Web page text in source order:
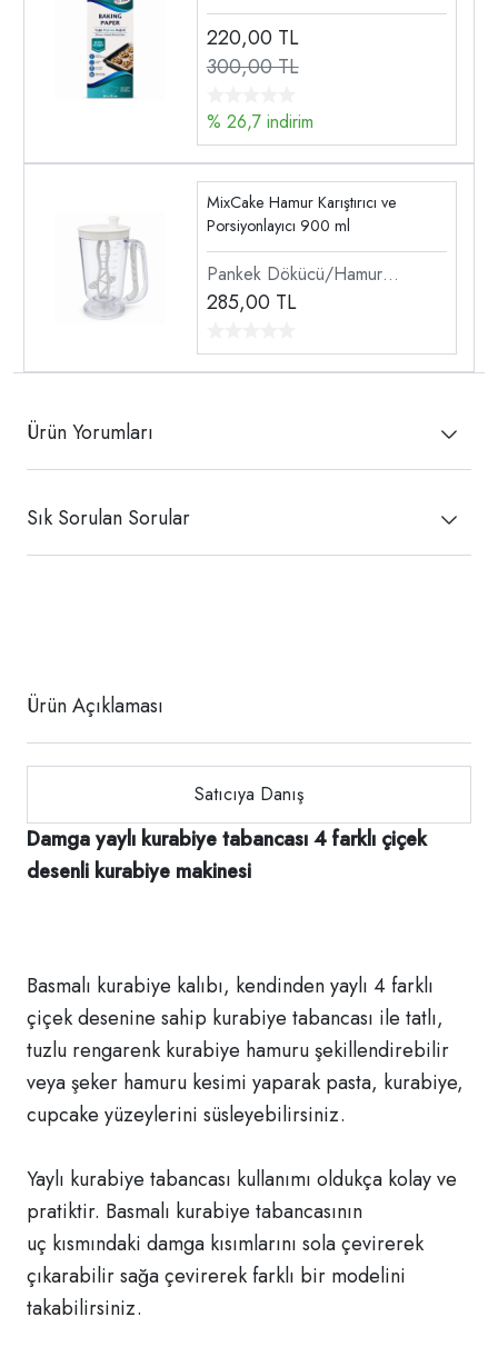
220,00 TL
300,00 TL
% 26,7 indirim
MixCake Hamur Karıştırıcı ve
Porsiyonlayıcı 900 ml
Pankek Dökücü/Hamur
Dağıtıcı
285,00 TL
Ürün Yorumları
Sık Sorulan Sorular
Ürün Açıklaması
Satıcıya Danış
Damga yaylı kurabiye tabancası 4 farklı çiçek
desenli kurabiye makinesi
Basmalı kurabiye kalıbı, kendinden yaylı 4 farklı
çiçek desenine sahip kurabiye tabancası ile tatlı,
tuzlu rengarenk kurabiye hamuru şekillendirebilir
veya şeker hamuru kesimi yaparak pasta, kurabiye,
cupcake yüzeylerini süsleyebilirsiniz.
Yaylı kurabiye tabancası kullanımı oldukça kolay ve
pratiktir. Basmalı kurabiye tabancasının
uç kısmındaki damga kısımlarını sola çevirerek
çıkarabilir sağa çevirerek farklı bir modelini
takabilirsiniz.